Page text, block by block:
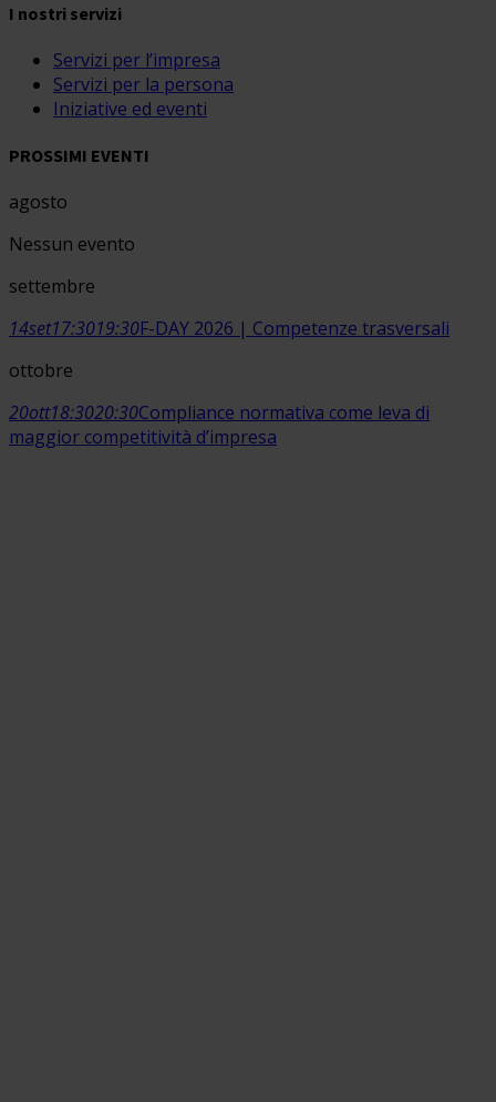
I nostri servizi
Servizi per l’impresa
Servizi per la persona
Iniziative ed eventi
PROSSIMI EVENTI
agosto
Nessun evento
settembre
14set17:3019:30F-DAY 2026 | Competenze trasversali
ottobre
20ott18:3020:30Compliance normativa come leva di
maggior competitività d’impresa